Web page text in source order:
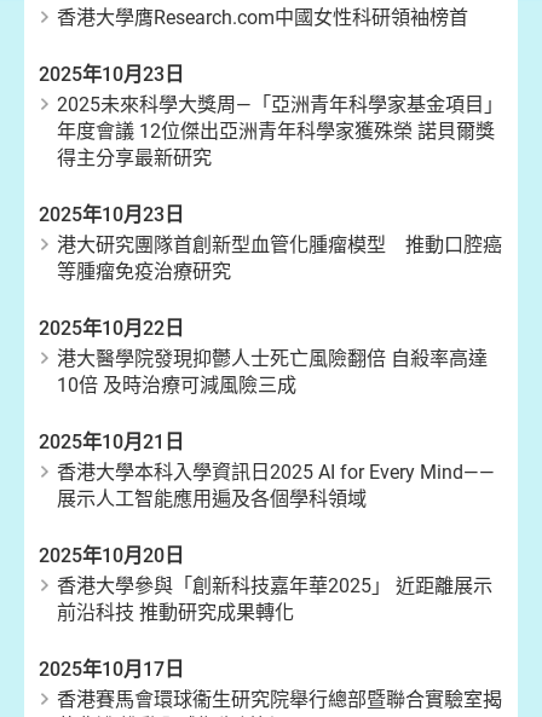
香港大學膺Research.com中國女性科研領袖榜首
2025年10月23日
2025未來科學大獎周—「亞洲青年科學家基金項目」
年度會議 12位傑出亞洲青年科學家獲殊榮 諾貝爾獎
得主分享最新研究
2025年10月23日
港大研究團隊首創新型血管化腫瘤模型 推動口腔癌
等腫瘤免疫治療研究
2025年10月22日
港大醫學院發現抑鬱人士死亡風險翻倍 自殺率高達
10倍 及時治療可減風險三成
2025年10月21日
香港大學本科入學資訊日2025 AI for Every Mind——
展示人工智能應用遍及各個學科領域
2025年10月20日
香港大學參與「創新科技嘉年華2025」 近距離展示
前沿科技 推動研究成果轉化
2025年10月17日
香港賽馬會環球衞生研究院舉行總部暨聯合實驗室揭